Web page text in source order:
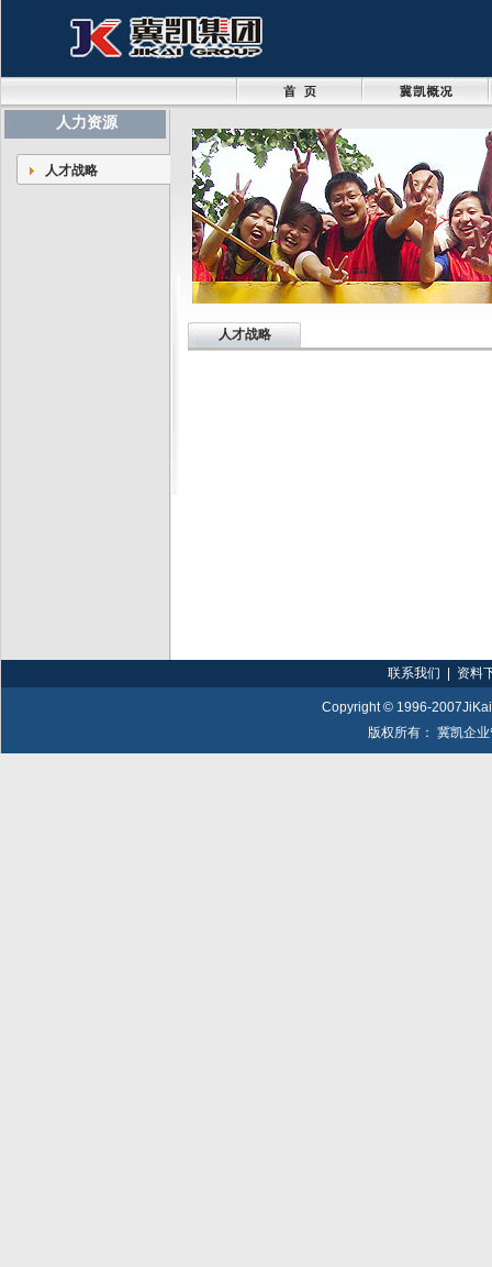
人力资源
人才战略
人才战略
联系我们 资料
Copyright © 1996-
版权所有： 冀凯企